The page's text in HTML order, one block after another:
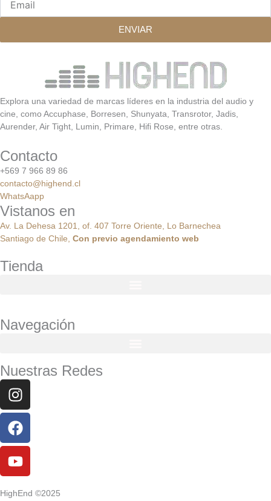
ENVIAR
Explora una variedad de marcas líderes en la industria del audio y
cine, como Accuphase, Borresen, Shunyata, Transrotor, Jadis,
Aurender, Air Tight, Lumin, Primare, Hifi Rose, entre otras.
Contacto
+569 7 966 89 86
contacto@highend.cl
WhatsAapp
Vistanos en
Av. La Dehesa 1201, of. 407 Torre Oriente, Lo Barnechea
Santiago de Chile, Con previo agendamiento web
Tienda
Navegación
Nuestras Redes
Instagram
Facebook
Youtube
HighEnd ©2025